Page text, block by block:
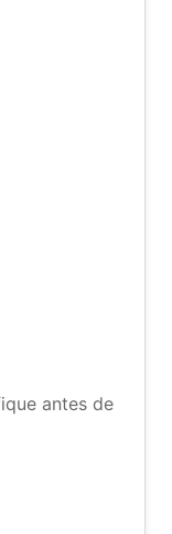
antes de